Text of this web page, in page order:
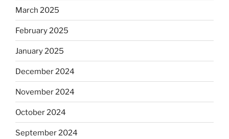
March 2025
February 2025
January 2025
December 2024
November 2024
October 2024
September 2024